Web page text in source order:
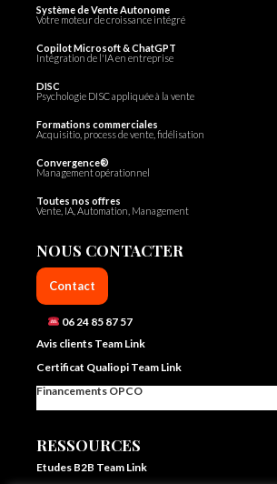
Système de Vente Autonome
Votre moteur de croissance intégré
Copilot Microsoft & ChatGPT
Intégration de l'IA en entreprise
DISC
Psychologie DISC appliquée à la vente
Formations commerciales
Acquisitio, process de vente, fidélisation
Convergence®
Management opérationnel
Toutes nos offres
Vente, IA, Automation, Management
NOUS CONTACTER
Contact
06 24 85 87 57
Avis clients Team Link
Certificat Qualiopi Team Link
Financements OPCO
RESSOURCES
Etudes B2B Team Link